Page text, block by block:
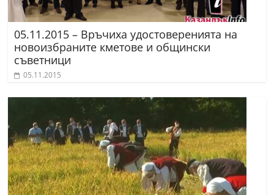
05.11.2015 – Връчиха удостоверенията на
новоизбраните кметове и общински
съветници
05.11.2015